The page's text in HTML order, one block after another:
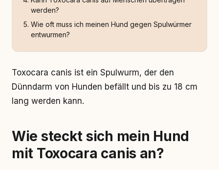
werden?
Wie oft muss ich meinen Hund gegen Spulwürmer
entwurmen?
Toxocara canis ist ein Spulwurm, der den
Dünndarm von Hunden befällt und bis zu 18 cm
lang werden kann.
Wie steckt sich mein Hund
mit Toxocara canis an?